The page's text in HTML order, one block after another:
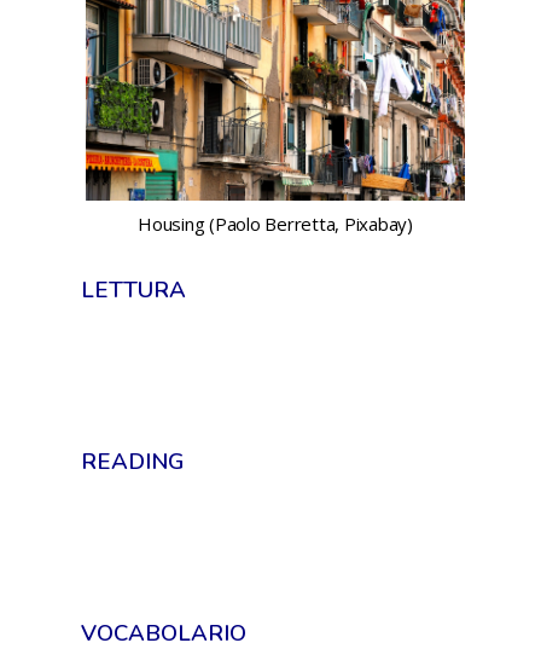
Housing (Paolo Berretta, Pixabay)
LETTURA
READING
VOCABOLARIO